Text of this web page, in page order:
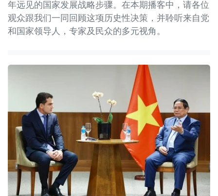
年远见的国家发展战略步骤。在本期播客中，请各位
观众跟我们一同回顾这项历史性决策，并聆听来自党
和国家领导人，专家及民众的多元视角。